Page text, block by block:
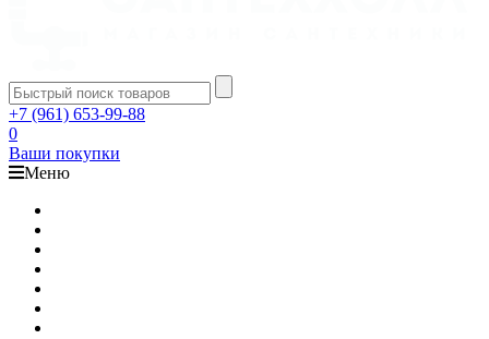
+7 (961) 653-99-88
0
Ваши покупки
Меню